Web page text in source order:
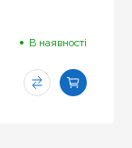
В наявності